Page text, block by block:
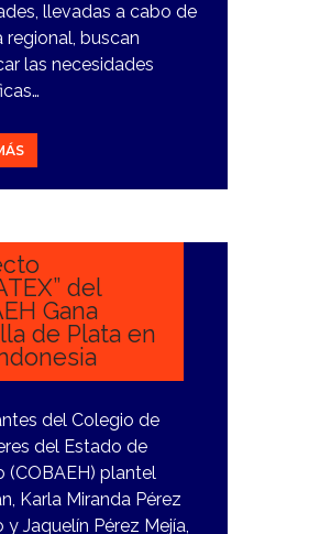
llevadas a cabo de
regional, buscan
las necesidades
del
Gana
de Plata en
del Colegio de
del Estado de
(COBAEH) plantel
Karla Miranda Pérez
y Jaquelín Pérez Mejía,